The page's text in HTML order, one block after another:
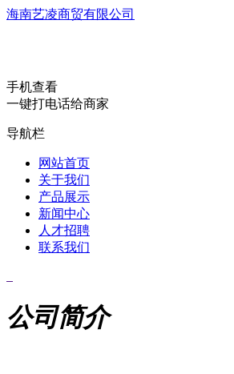
海南艺凌商贸有限公司
手机查看
一键打电话给商家
导航栏
网站首页
关于我们
产品展示
新闻中心
人才招聘
联系我们
公司简介